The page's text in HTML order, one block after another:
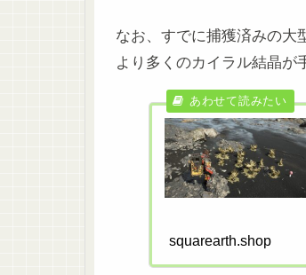
なお、すでに捕獲済みの大
より多くのカイラル結晶が
squarearth.shop